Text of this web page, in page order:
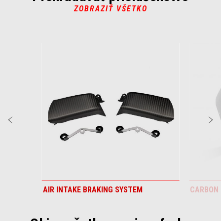
ZOBRAZIŤ VŠETKO
Predchádzajúce
AIR INTAKE BRAKING SYSTEM CARBON